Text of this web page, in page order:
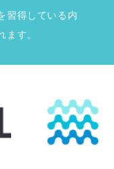
習得している内
す。